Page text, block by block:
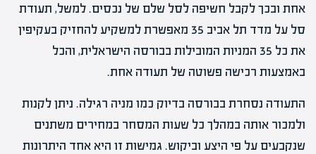
אחת ובכך לקבל חשיפה לסל שלם של נכסים. למשל, תעודת
סל על מדד תל אביב 35 מאפשרת למשקיע להחזיק בעקיפין
את כל 35 המניות המובילות בבורסה הישראלית, והכל
באמצעות רכישה פשוטה של תעודה אחת.
התעודה נסחרת בבורסה בדיוק כמו מניה רגילה. ניתן לקנות
ולמכור אותה במהלך כל שעות המסחר במחירים משתנים
שנקבעים על פי היצע וביקוש. גמישות זו היא אחד היתרונות